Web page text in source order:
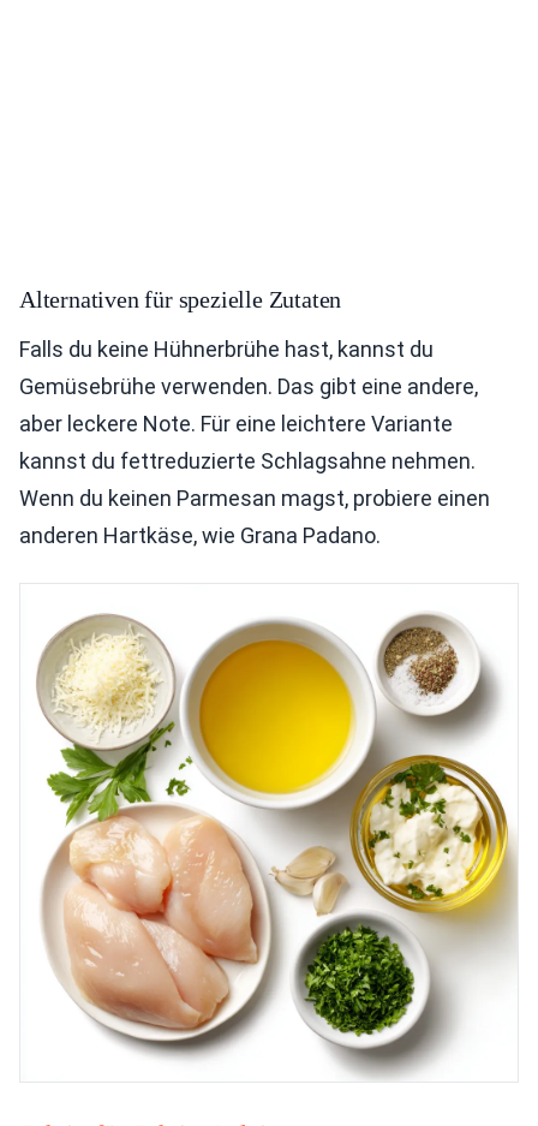
Alternativen für spezielle Zutaten
Falls du keine Hühnerbrühe hast, kannst du
Gemüsebrühe verwenden. Das gibt eine andere,
aber leckere Note. Für eine leichtere Variante
kannst du fettreduzierte Schlagsahne nehmen.
Wenn du keinen Parmesan magst, probiere einen
anderen Hartkäse, wie Grana Padano.